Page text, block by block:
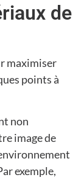
de
maximiser
points à
non
image de
exemple,